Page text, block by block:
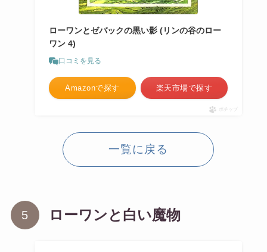
ローワンとゼバックの黒い影 (リンの谷のロー
ワン 4)
口コミを見る
Amazonで探す 楽天市場で探す
ポチップ
一覧に戻る
ローワンと白い魔物